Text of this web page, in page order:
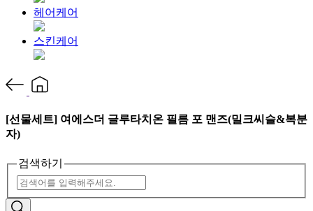
헤어케어
스킨케어
[선물세트] 여에스더 글루타치온 필름 포 맨즈(밀크씨슬&복분
자)
검색하기